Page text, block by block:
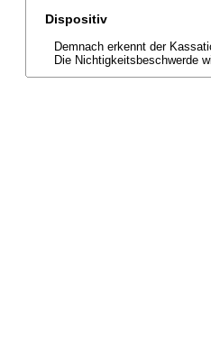
Dispositiv
Demnach erkennt der
Die Nichtigkeitsbeschwerde